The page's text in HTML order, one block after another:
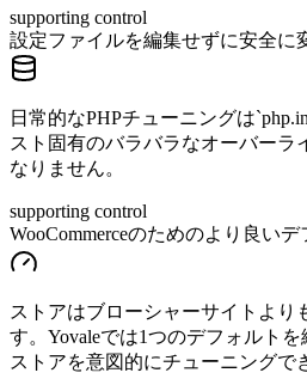
supporting control
設定ファイルを編集せずに安全に
日常的なPHPチューニングは
スト固有のバラバラなオーバーラ
なりません。
supporting control
WooCommerceのためのより良いデ
ストアはブローシャーサイトより
す。Yovaleでは1つのデフォルト
ストアを意図的にチューニングで